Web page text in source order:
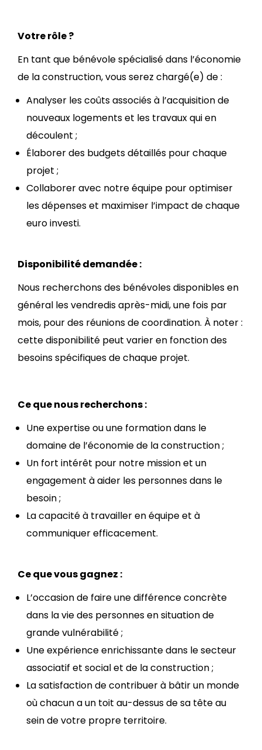
Votre rôle ?
En tant que bénévole spécialisé dans l’économie
de la construction, vous serez chargé(e) de :
Analyser les coûts associés à l’acquisition de
nouveaux logements et les travaux qui en
découlent ;
Élaborer des budgets détaillés pour chaque
projet ;
Collaborer avec notre équipe pour optimiser
les dépenses et maximiser l’impact de chaque
euro investi.
Disponibilité demandée :
Nous recherchons des bénévoles disponibles en
général les vendredis après-midi, une fois par
mois, pour des réunions de coordination. À noter :
cette disponibilité peut varier en fonction des
besoins spécifiques de chaque projet.
Ce que nous recherchons :
Une expertise ou une formation dans le
domaine de l’économie de la construction ;
Un fort intérêt pour notre mission et un
engagement à aider les personnes dans le
besoin ;
La capacité à travailler en équipe et à
communiquer efficacement.
Ce que vous gagnez :
L’occasion de faire une différence concrète
dans la vie des personnes en situation de
grande vulnérabilité ;
Une expérience enrichissante dans le secteur
associatif et social et de la construction ;
La satisfaction de contribuer à bâtir un monde
où chacun a un toit au-dessus de sa tête au
sein de votre propre territoire.